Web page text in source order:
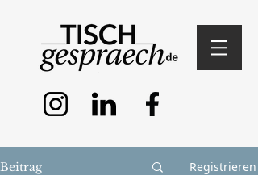
Beitrag Registrieren